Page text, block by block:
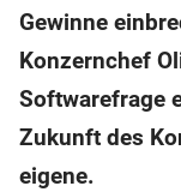
Gewinne
Konzernchef
Softwarefrage
Zukunft des
eigene.